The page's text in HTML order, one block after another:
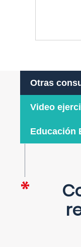
Otras
Video
Educación